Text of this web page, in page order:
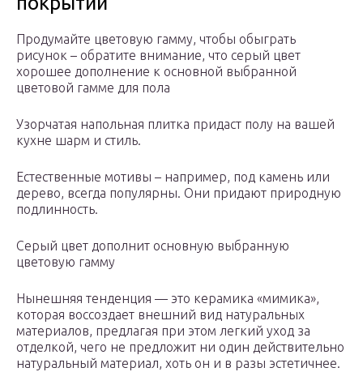
Продумайте цветовую гамму, чтобы обыграть
рисунок – обратите внимание, что серый цвет
хорошее дополнение к основной выбранной
цветовой гамме для пола
Узорчатая напольная плитка придаст полу на вашей
кухне шарм и стиль.
Естественные мотивы – например, под камень или
дерево, всегда популярны. Они придают природную
подлинность.
Серый цвет дополнит основную выбранную
цветовую гамму
Нынешняя тенденция — это керамика «мимика»,
которая воссоздает внешний вид натуральных
материалов, предлагая при этом легкий уход за
отделкой, чего не предложит ни один действительно
натуральный материал, хоть он и в разы эстетичнее.